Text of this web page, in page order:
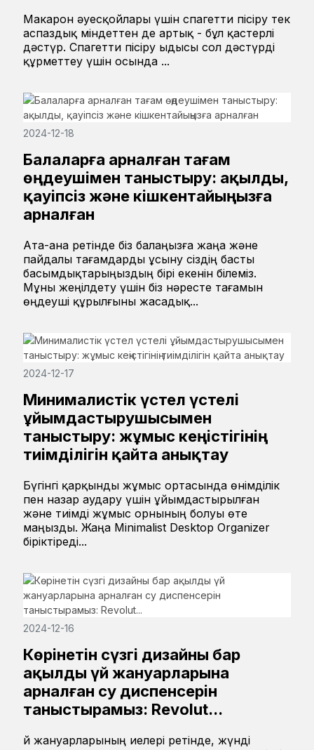
Макарон әуесқойлары үшін спагетти пісіру тек
аспаздық міндеттен де артық - бұл қастерлі
дәстүр. Спагетти пісіру ыдысы сол дәстүрді
құрметтеу үшін осында ...
2024-12-18
Балаларға арналған тағам
өңдеушімен таныстыру: ақылды,
қауіпсіз және кішкентайыңызға
арналған
Ата-ана ретінде біз балаңызға жаңа және
пайдалы тағамдарды ұсыну сіздің басты
басымдықтарыңыздың бірі екенін білеміз.
Мұны жеңілдету үшін біз нәресте тағамын
өңдеуші құрылғыны жасадық...
2024-12-17
Минималистік үстел үстелі
ұйымдастырушысымен
таныстыру: жұмыс кеңістігінің
тиімділігін қайта анықтау
Бүгінгі қарқынды жұмыс ортасында өнімділік
пен назар аудару үшін ұйымдастырылған
және тиімді жұмыс орнының болуы өте
маңызды. Жаңа Minimalist Desktop Organizer
біріктіреді...
2024-12-16
Көрінетін сүзгі дизайны бар
ақылды үй жануарларына
арналған су диспенсерін
таныстырамыз: Revolut...
Үй жануарларының иелері ретінде, жүнді